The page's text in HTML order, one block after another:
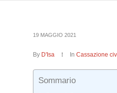
19 MAGGIO 2021
By D'Isa InCassazione
Sommario